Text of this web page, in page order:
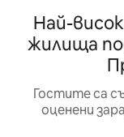
Най-
жилища
Гостите са
оценени